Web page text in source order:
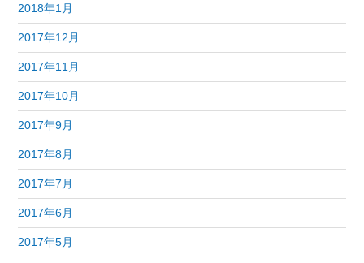
2018年1月
2017年12月
2017年11月
2017年10月
2017年9月
2017年8月
2017年7月
2017年6月
2017年5月